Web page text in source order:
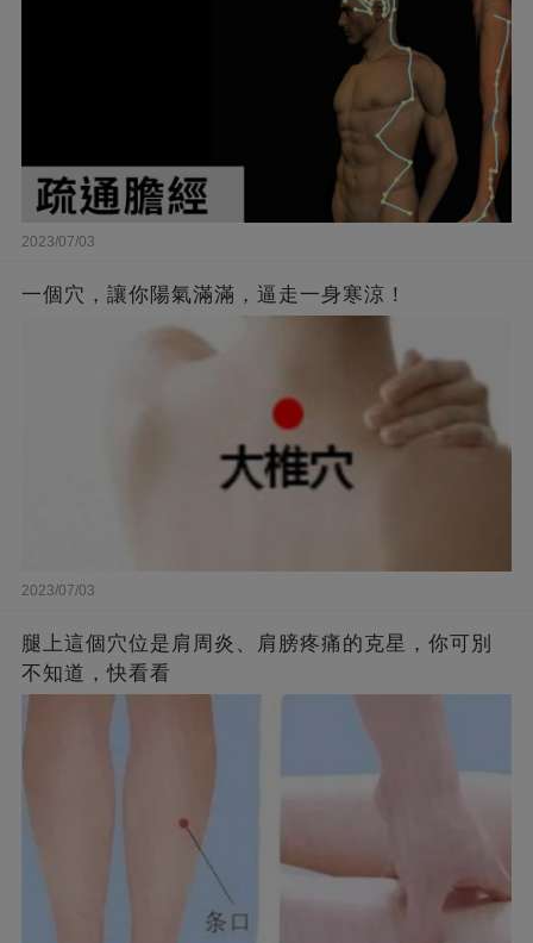
2023/07/03
一個穴，讓你陽氣滿滿，逼走一身寒涼！
2023/07/03
腿上這個穴位是肩周炎、肩膀疼痛的克星，你可別
不知道，快看看